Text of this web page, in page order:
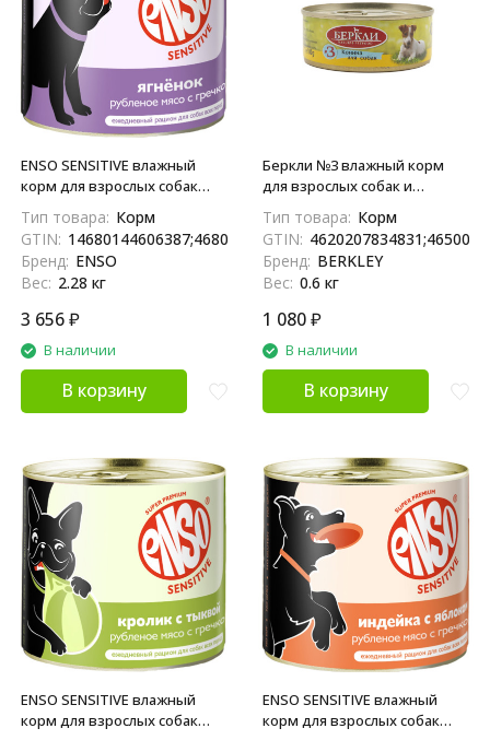
ENSO SENSITIVE влажный
корм для взрослых собак
чувствительным
пищеварением для
поддержания здоровья
кожи и красоты шерсти,
рубленое мясо ягненка с
гречкой, в консервах - 190 г х
12 шт
Тип товара: Корм
GTIN: 14680144606387;4680144606380
Бренд: ENSO
Вес: 2.28 кг
3 656₽
В наличии
В корзину
Беркли №3 влажный корм
для взрослых собак и
Тип товара: Корм
GTIN:
Бренд: BERKLEY
Вес: 0.6 кг
1 080₽
В наличии
В корзину
ENSO SENSITIVE влажный
корм для взрослых собак
ENSO SENSITIVE влажный
корм для взрослых собак